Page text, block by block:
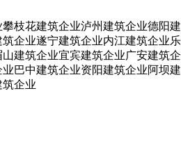
攀枝花建筑企业泸州建筑企业德阳建
筑企业遂宁建筑企业内江建筑企业乐
山建筑企业宜宾建筑企业广安建筑企
业巴中建筑企业资阳建筑企业阿坝建
企业